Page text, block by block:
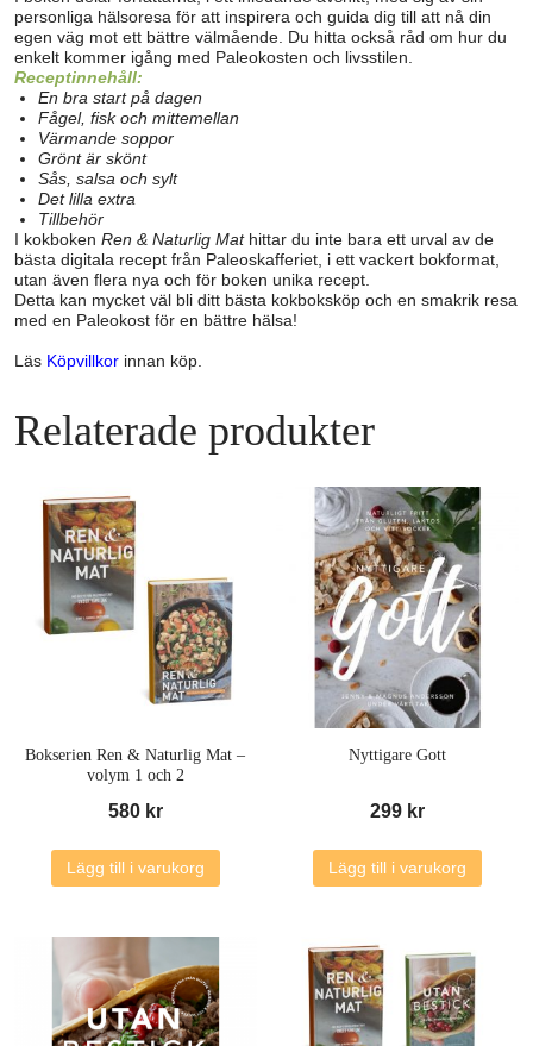
personliga hälsoresa för att inspirera och guida dig till att nå din
egen väg mot ett bättre välmående. Du hitta också råd om hur du
enkelt kommer igång med Paleokosten och livsstilen.
Receptinnehåll:
En bra start på dagen
Fågel, fisk och mittemellan
Värmande soppor
Grönt är skönt
Sås, salsa och sylt
Det lilla extra
Tillbehör
I kokboken Ren & Naturlig Mathittar du inte bara ett urval av de
bästa digitala recept från Paleoskafferiet, i ett vackert bokformat,
utan även flera nya och för boken unika recept.
Detta kan mycket väl bli ditt bästa kokboksköp och en smakrik resa
med en Paleokost för en bättre hälsa!
Läs Köpvillkor innan köp.
Relaterade produkter
Bokserien Ren & Naturlig Mat –
volym 1 och 2
580 kr
Lägg till i varukorg
Nyttigare Gott
299 kr
Lägg till i varukorg